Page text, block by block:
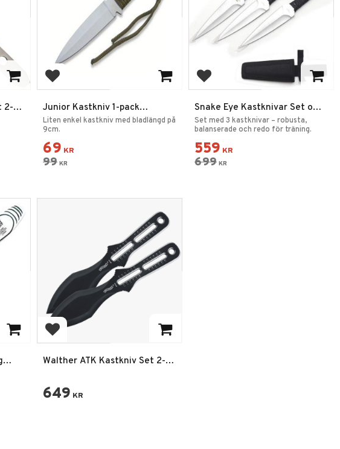
2-
Lägg till i favoriter
Junior Kastkniv 1-pack
Olivgrön
Liten enkel kastkniv med bladlängd på
9cm.
69 KR
99 KR
Lägg till i favoriter
Snake Eye Kastknivar Set om
3
Set med 3 kastknivar – robusta,
balanserade och redo för träning.
559 KR
699 KR
Lägg till i favoriter
Walther ATK Kastkniv Set 2-
649 KR